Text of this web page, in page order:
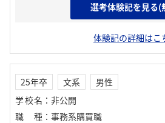
志望動機
体験記の詳細はこ
選考体験記を見る(
25年卒 文系
男性
学校名 ： 非公開
職種 ： 事務系購買職